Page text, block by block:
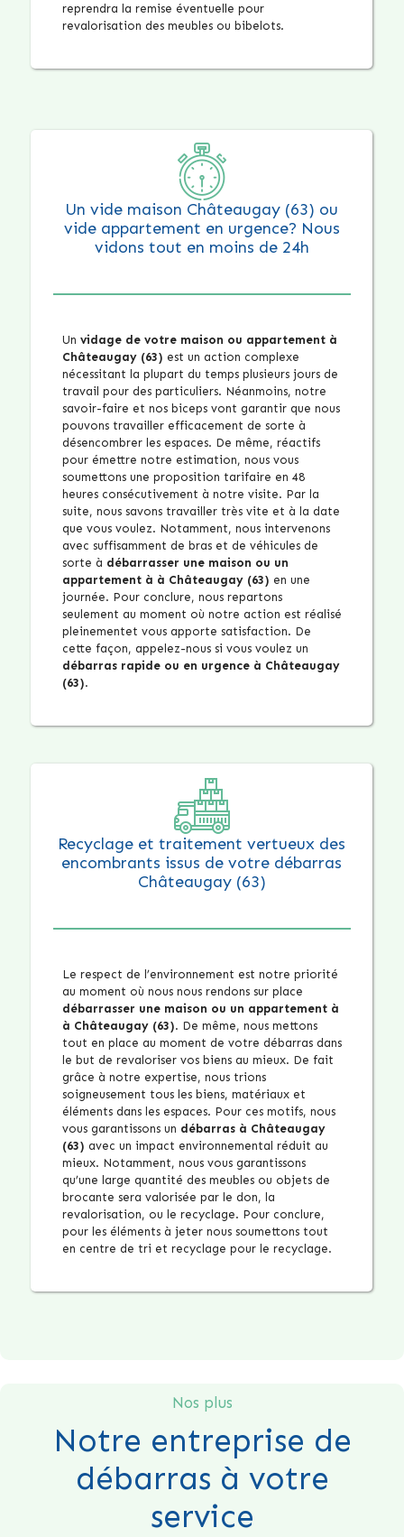
reprendra la remise éventuelle pour
revalorisation des meubles ou bibelots.
Un vide maison Châteaugay (63) ou
vide appartement en urgence? Nous
vidons tout en moins de 24h
Un vidage de votre maison ou appartement à
Châteaugay (63) est un action complexe
nécessitant la plupart du temps plusieurs jours de
travail pour des particuliers. Néanmoins, notre
savoir-faire et nos biceps vont garantir que nous
pouvons travailler efficacement de sorte à
désencombrer les espaces. De même, réactifs
pour émettre notre estimation, nous vous
soumettons une proposition tarifaire en 48
heures consécutivement à notre visite. Par la
suite, nous savons travailler très vite et à la date
que vous voulez. Notamment, nous intervenons
avec suffisamment de bras et de véhicules de
sorte à débarrasser une maison ou un
appartement à à Châteaugay (63) en une
journée. Pour conclure, nous repartons
seulement au moment où notre action est réalisé
pleinementet vous apporte satisfaction. De
cette façon, appelez-nous si vous voulez un
débarras rapide ou en urgence à Châteaugay
(63).
Recyclage et traitement vertueux des
encombrants issus de votre débarras
Châteaugay (63)
Le respect de l’environnement est notre priorité
au moment où nous nous rendons sur place
débarrasser une maison ou un appartement à
à Châteaugay (63). De même, nous mettons
tout en place au moment de votre débarras dans
le but de revaloriser vos biens au mieux. De fait
grâce à notre expertise, nous trions
soigneusement tous les biens, matériaux et
éléments dans les espaces. Pour ces motifs, nous
vous garantissons un débarras à Châteaugay
(63) avec un impact environnemental réduit au
mieux. Notamment, nous vous garantissons
qu’une large quantité des meubles ou objets de
brocante sera valorisée par le don, la
revalorisation, ou le recyclage. Pour conclure,
pour les éléments à jeter nous soumettons tout
en centre de tri et recyclage pour le recyclage.
Nos plus
Notre entreprise de
débarras à votre
service